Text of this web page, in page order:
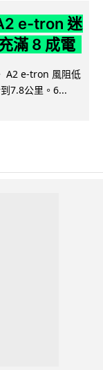
e-tron 迷
滿 8 成電
A2 e-tron 風阻低
7.8公里。6...